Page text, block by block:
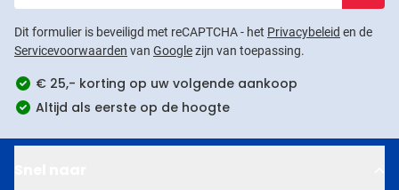
Dit formulier is beveiligd met reCAPTCHA - het Privacybeleid en de
Servicevoorwaarden van Googlezijn van toepassing.
€ 25,- korting op uw volgende aankoop
Altijd als eerste op de hoogte